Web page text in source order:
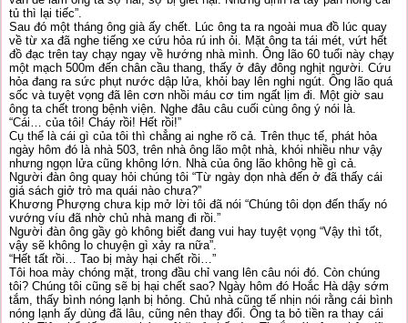
tủ thì lại tiếc”.
Sau đó một tháng ông già ấy chết. Lúc ông ta ra ngoài mua đồ lúc quay
về từ xa đã nghe tiếng xe cứu hỏa rú inh ỏi. Mặt ông ta tái mét, vứt hết
đồ đạc trên tay chạy ngay về hướng nhà mình. Ông lão 60 tuổi này chạy
một mạch 500m đến chân cầu thang, thấy ở đây đông nghịt người. Cứu
hỏa đang ra sức phụt nước dập lửa, khỏi bay lên nghi ngút. Ông lão quá
sốc và tuyệt vọng đã lên cơn nhồi máu cơ tim ngất lịm đi. Một giờ sau
ông ta chết trong bệnh viện. Nghe đâu câu cuối cùng ông ý nói là.
“Cái… của tôi! Cháy rồi! Hết rồi!”
Cụ thể là cái gì của tôi thì chẳng ai nghe rõ cả. Trên thục tế, phát hỏa
ngày hôm đó là nhà 503, trên nhà ông lão một nhà, khói nhiều như vậy
nhưng ngọn lửa cũng không lớn. Nhà của ông lão không hề gì cả.
Người đàn ông quay hỏi chúng tôi “Từ ngày dọn nhà đến ở đã thấy cái
giá sách giở trò ma quái nào chưa?”
Khương Phượng chưa kịp mở lời tôi đã nói “Chúng tôi dọn đến thấy nó
vướng víu đã nhờ chủ nhà mang đi rồi.”
Người đàn ông gầy gò không biết đang vui hay tuyệt vọng “Vậy thì tốt,
vậy sẽ không lo chuyện gì xảy ra nữa”.
“Hết tất rồi… Tao bị mày hại chết rồi…”
Tôi hoa mày chóng mặt, trong đầu chỉ vang lên câu nói đó. Còn chúng
tôi? Chúng tôi cũng sẽ bị hại chết sao? Ngày hôm đó Hoắc Hà dậy sớm
tắm, thấy bình nóng lạnh bị hỏng. Chủ nhà cũng tế nhịn nói rằng cái bình
nóng lạnh ấy dùng đã lâu, cũng nên thay đổi. Ông ta bỏ tiền ra thay cái